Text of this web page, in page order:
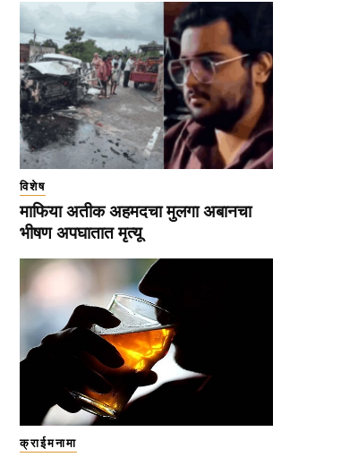
विशेष
माफिया अतीक अहमदचा मुलगा अबानचा
भीषण अपघातात मृत्यू
क्राईमनामा